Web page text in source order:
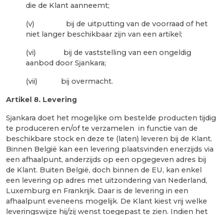
die de Klant aanneemt;
(v) bij de uitputting van de voorraad of het
niet langer beschikbaar zijn van een artikel;
(vi) bij de vaststelling van een ongeldig
aanbod door Sjankara;
(vii) bij overmacht.
Artikel 8. Levering
Sjankara doet het mogelijke om bestelde producten tijdig
te produceren en/of te verzamelen in functie van de
beschikbare stock en deze te (laten) leveren bij de Klant.
Binnen België kan een levering plaatsvinden enerzijds via
een afhaalpunt, anderzijds op een opgegeven adres bij
de Klant. Buiten België, doch binnen de EU, kan enkel
een levering op adres met uitzondering van Nederland,
Luxemburg en Frankrijk. Daar is de levering in een
afhaalpunt eveneens mogelijk. De Klant kiest vrij welke
leveringswijze hij/zij wenst toegepast te zien. Indien het